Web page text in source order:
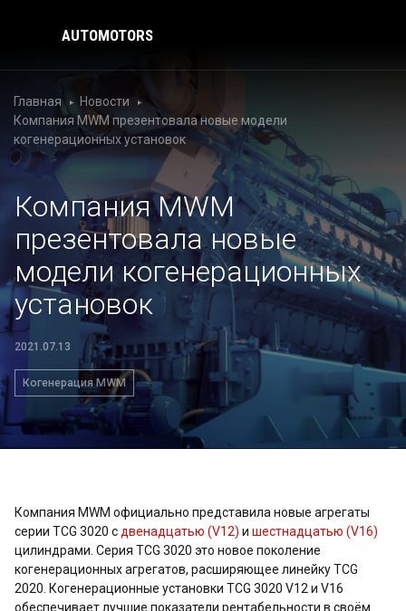
AUTOMOTORS
Главная
Новости
Компания MWM презентовала новые модели
когенерационных установок
Компания MWM
презентовала новые
модели когенерационных
установок
2021.07.13
Когенерация MWM
Компания MWM официально представила новые агрегаты
серии TCG 3020 с двенадцатью (V12) и шестнадцатью (V16)
цилиндрами. Серия TCG 3020 это новое поколение
когенерационных агрегатов, расширяющее линейку TCG
2020. Когенерационные установки TCG 3020 V12 и V16
обеспечивает лучшие показатели рентабельности в своём